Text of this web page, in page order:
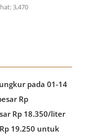
3,470
pada 01-14
Rp
Rp 18.350/liter
19.250 untuk